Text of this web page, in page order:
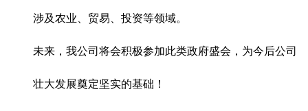
涉及农业、贸易、投资等领域。
未来，我公司将会积极参加此类政府盛会，为今后公司
壮大发展奠定坚实的基础！